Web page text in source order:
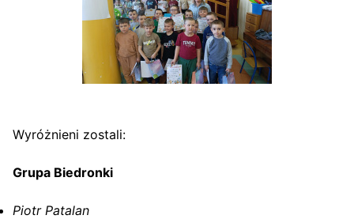
Wyróżnieni zostali:
Grupa Biedronki
Piotr Patalan